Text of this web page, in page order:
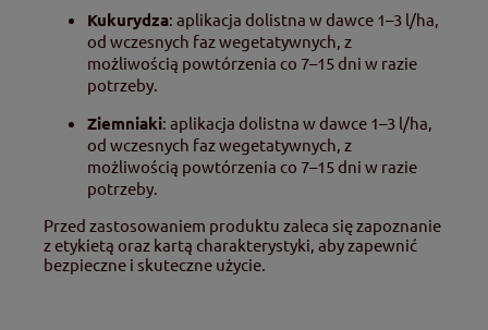
Kukurydza: aplikacja dolistna w dawce 1–3 l/ha,
od wczesnych faz wegetatywnych, z
możliwością powtórzenia co 7–15 dni w razie
potrzeby.
Ziemniaki: aplikacja dolistna w dawce 1–3 l/ha,
od wczesnych faz wegetatywnych, z
możliwością powtórzenia co 7–15 dni w razie
potrzeby.
Przed zastosowaniem produktu zaleca się zapoznanie
z etykietą oraz kartą charakterystyki, aby zapewnić
bezpieczne i skuteczne użycie.